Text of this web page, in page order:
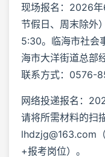
现场报名：2026
节假日、周末除外
5:30。临海市社会
海市大洋街道总部
联系方式：0576-
网络投递报名：
请将所需材料的扫
lhdzjg@163.com
+报考岗位）。